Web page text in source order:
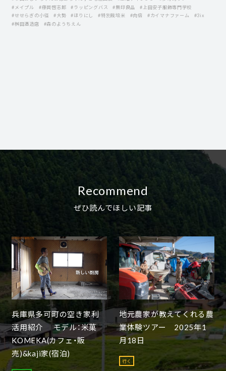
#メイプル
#藤岡啓志郞 #ラッピングバス #無印良品
#上田安子服飾専門学校
#せせらぎの小径
#大勢 #ほりにし #特別栽培米 #肉倍 #カイマナファーム
#3ix
#桝田酒造店
#森のようちえん
Recommend
ぜひ読んでほしい記事
兵庫県多可町の空き家利
活用紹介 モデル：米菓
KOMEKA(カフェ・販
売)&kaji家(宿泊)
地元農家が教えてくれる農
業体験ツアー 2025年1
月18日
行く